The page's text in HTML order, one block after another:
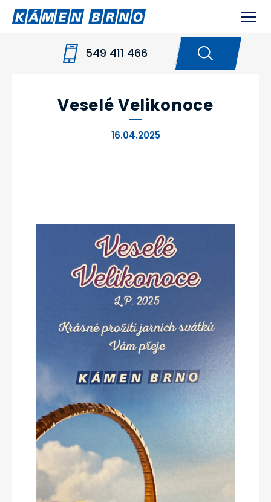
549 411 466
NOVINKY VESELÉ VELIKONOCE
Veselé Velikonoce
16.04.2025